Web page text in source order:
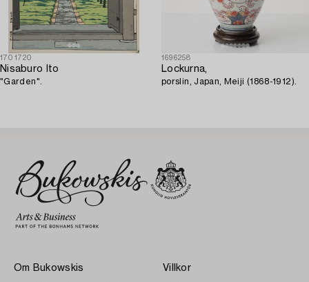
1701720
Nisaburo Ito
"Garden".
1696258
Lockurna,
porslin, Japan, Meiji (1868-1912).
Om Bukowskis Villkor